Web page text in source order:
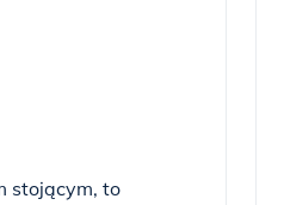
stojącym, to